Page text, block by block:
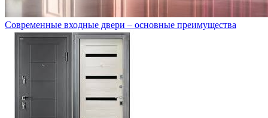
Современные входные двери – основные преимущества